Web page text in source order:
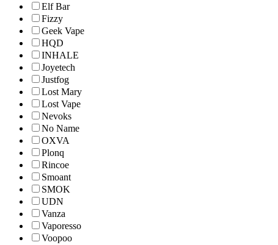
Elf Bar
Fizzy
Geek Vape
HQD
INHALE
Joyetech
Justfog
Lost Mary
Lost Vape
Nevoks
No Name
OXVA
Plonq
Rincoe
Smoant
SMOK
UDN
Vanza
Vaporesso
Voopoo